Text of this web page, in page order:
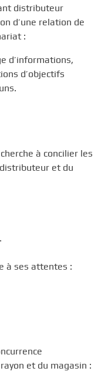
distributeur
d’une relation de
:
d’informations,
d’objectifs
à concilier les
et du
à ses attentes :
et du magasin :